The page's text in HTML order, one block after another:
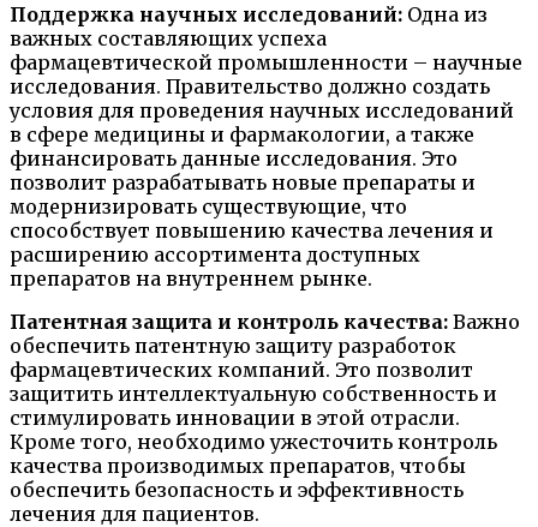
Поддержка научных исследований: Одна из
важных составляющих успеха
фармацевтической промышленности – научные
исследования. Правительство должно создать
условия для проведения научных исследований
в сфере медицины и фармакологии, а также
финансировать данные исследования. Это
позволит разрабатывать новые препараты и
модернизировать существующие, что
способствует повышению качества лечения и
расширению ассортимента доступных
препаратов на внутреннем рынке.
Патентная защита и контроль качества: Важно
обеспечить патентную защиту разработок
фармацевтических компаний. Это позволит
защитить интеллектуальную собственность и
стимулировать инновации в этой отрасли.
Кроме того, необходимо ужесточить контроль
качества производимых препаратов, чтобы
обеспечить безопасность и эффективность
лечения для пациентов.